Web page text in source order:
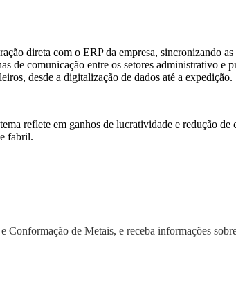
direta com o ERP da empresa, sincronizando
de comunicação entre os setores administrativo
desde a digitalização de dados até a expedição.
reflete em ganhos de lucratividade e redução
fabril.
Conformação de Metais, e receba informações